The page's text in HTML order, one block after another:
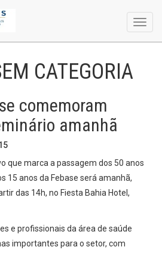
CATEGORIA
comemoram
amanhã
que marca a passagem dos 50 anos
15 anos da Febase será amanhã,
das 14h, no Fiesta Bahia Hotel,
e profissionais da área de saúde
importantes para o setor, com